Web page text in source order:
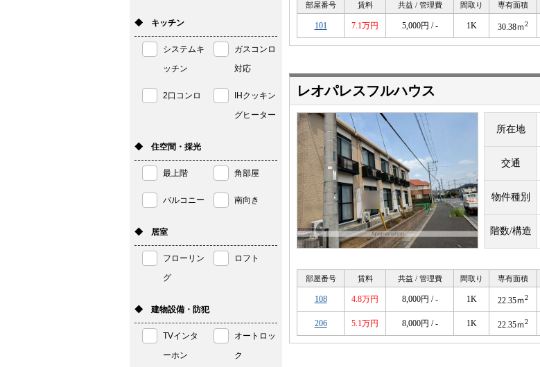
部屋番号 賃料 共益 / 管理費 間取り 専有面積
101 7.1万円 5,000円 / - 1K 30.38ｍ2
レオパレスフルハウス
所在地
交通
物件種別
階数/構造
部屋番号 賃料 共益 / 管理費 間取り 専有面積
108 4.8万円 8,000円 / - 1K 22.35ｍ2
206 5.1万円 8,000円 / - 1K 22.35ｍ2
◆ キッチン
システムキ
ッチン
ガスコンロ
対応
2口コンロ
IHクッキン
グヒーター
◆ 住空間・採光
最上階 角部屋
バルコニー 南向き
◆ 居室
フローリン
グ
ロフト
◆ 建物設備・防犯
TVインタ
ーホン
オートロッ
ク